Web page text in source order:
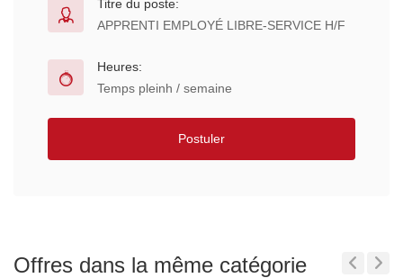
Titre du poste:
APPRENTI EMPLOYÉ LIBRE-SERVICE H/F
Heures:
Temps pleinh / semaine
Postuler
Offres dans la même catégorie